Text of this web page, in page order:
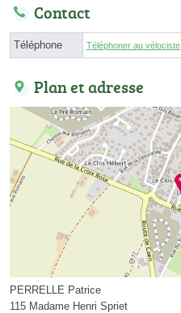
Contact
Téléphone Téléphoner au vélociste
Plan et adresse
PERRELLE Patrice
115 Madame Henri Spriet